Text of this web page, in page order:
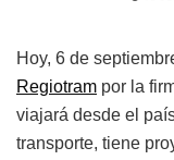
Hoy, 6 de
Regiotram por la
viajará desde el
transporte, tiene